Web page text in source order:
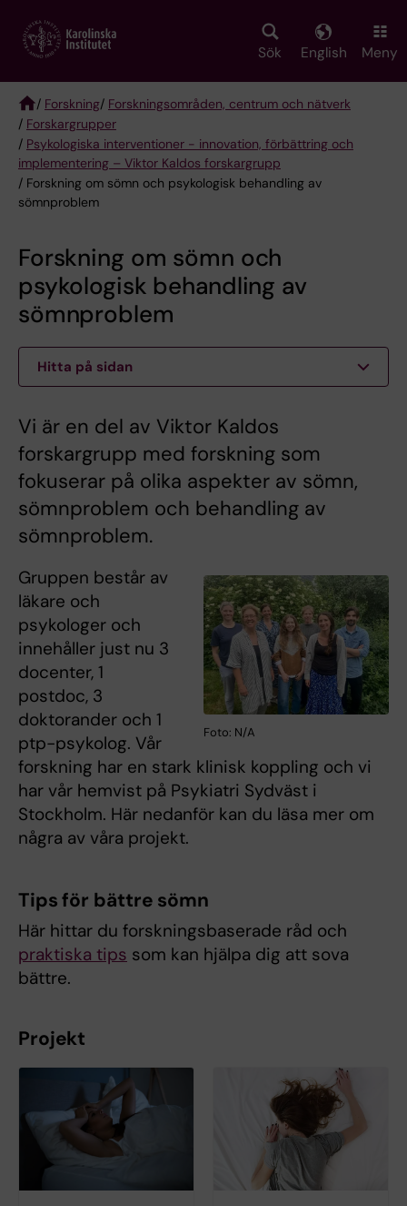
main
Sök English Meny
Breadcrumb
/ Forskning/ Forskningsområden, centrum och nätverk
/ Forskargrupper
/ Psykologiska interventioner - innovation, förbättring och
implementering – Viktor Kaldos forskargrupp
/ Forskning om sömn och psykologisk behandling av
sömnproblem
Forskning om sömn och
psykologisk behandling av
sömnproblem
Hitta på sidan
Vi är en del av Viktor Kaldos
forskargrupp med forskning som
fokuserar på olika aspekter av sömn,
sömnproblem och behandling av
sömnproblem.
Foto: N/A
Gruppen består av
läkare och
psykologer och
innehåller just nu 3
docenter, 1
postdoc, 3
doktorander och 1
ptp-psykolog. Vår
forskning har en stark klinisk koppling och vi
har vår hemvist på Psykiatri Sydväst i
Stockholm. Här nedanför kan du läsa mer om
några av våra projekt.
Tips för bättre sömn
Här hittar du forskningsbaserade råd och
praktiska tips som kan hjälpa dig att sova
bättre.
Projekt